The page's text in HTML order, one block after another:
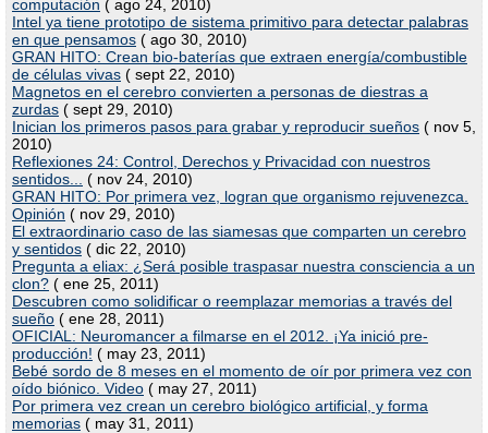
computación ( ago 24, 2010)
Intel ya tiene prototipo de sistema primitivo para detectar palabras
en que pensamos ( ago 30, 2010)
GRAN HITO: Crean bio-baterías que extraen energía/combustible
de células vivas ( sept 22, 2010)
Magnetos en el cerebro convierten a personas de diestras a
zurdas ( sept 29, 2010)
Inician los primeros pasos para grabar y reproducir sueños ( nov 5,
2010)
Reflexiones 24: Control, Derechos y Privacidad con nuestros
sentidos...
( nov 24, 2010)
GRAN HITO: Por primera vez, logran que organismo rejuvenezca.
Opinión ( nov 29, 2010)
El extraordinario caso de las siamesas que comparten un cerebro
y sentidos ( dic 22, 2010)
Pregunta a eliax: ¿Será posible traspasar nuestra consciencia a un
clon? ( ene 25, 2011)
Descubren como solidificar o reemplazar memorias a través del
sueño ( ene 28, 2011)
OFICIAL: Neuromancer a filmarse en el 2012. ¡Ya inició pre-
producción! ( may 23, 2011)
Bebé sordo de 8 meses en el momento de oír por primera vez con
oído biónico. Video ( may 27, 2011)
Por primera vez crean un cerebro biológico artificial, y forma
memorias ( may 31, 2011)